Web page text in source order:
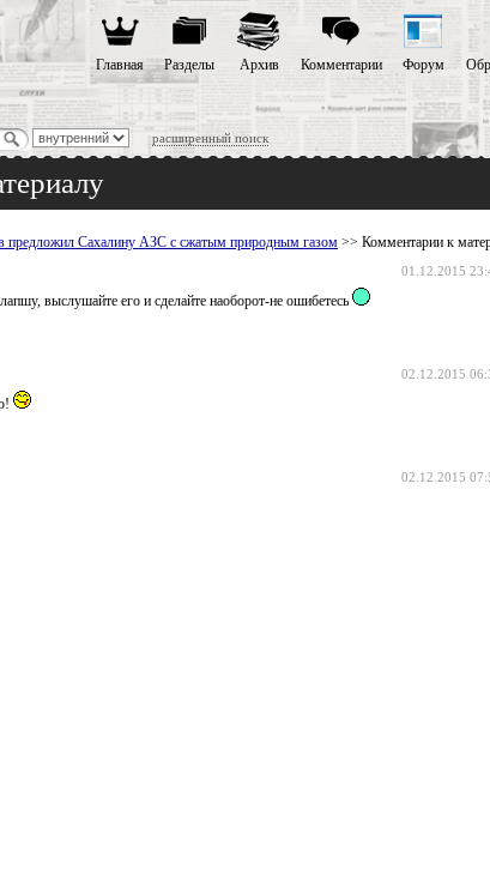
расширенный поиск
Главная Разделы Архив Комментарии Форум
предложил Сахалину АЗС с сжатым природным газом >> Комментарии к
01.12.2015
выслушайте его и сделайте наоборот-не ошибетесь
02.12.2015
02.12.2015